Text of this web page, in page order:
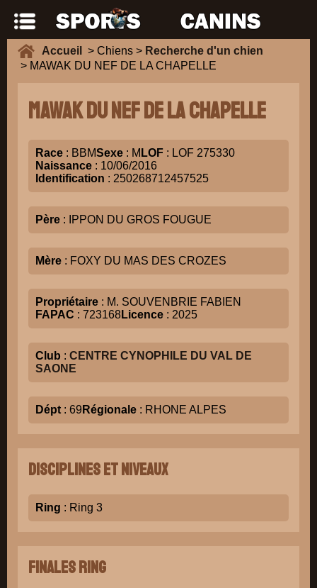
Accueil > Chiens > Recherche d'un chien
> MAWAK DU NEF DE LA CHAPELLE
MAWAK DU NEF DE LA CHAPELLE
Race : BBMSexe : M LOF : LOF 275330
Naissance : 10/06/2016
Identification : 250268712457525
Père : IPPON DU GROS FOUGUE
Mère : FOXY DU MAS DES CROZES
Propriétaire : M. SOUVENBRIE FABIEN
FAPAC : 723168Licence : 2025
Club : CENTRE CYNOPHILE DU VAL DE
SAONE
Dépt : 69Régionale : RHONE ALPES
Disciplines et niveaux
Ring : Ring 3
Finales Ring